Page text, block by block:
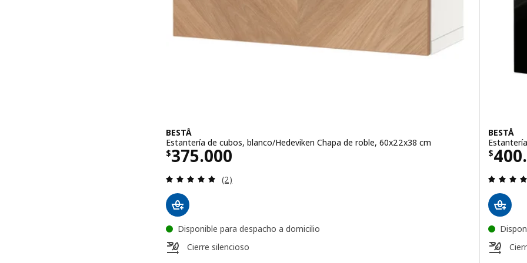
BESTÅ
Estantería de cubos, blanco/Hedeviken Chapa de roble, 60x22x38 cm
$375.000
El precio $ 375000
Evaluación: 5 de 5 estrellas. Evaluaciones:
(2)
Disponible para despacho a domicilio
Cierre silencioso
BESTÅ
$
El